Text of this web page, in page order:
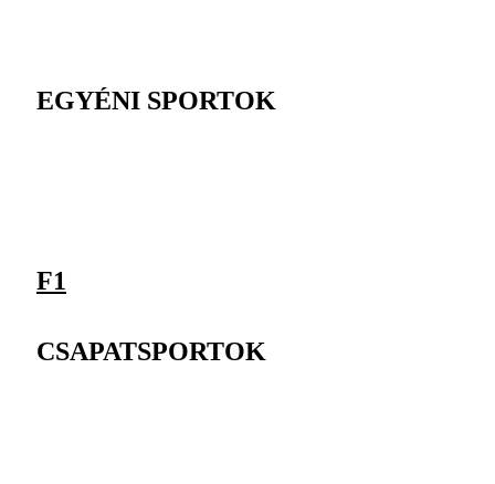
EGYÉNI SPORTOK
F1
CSAPATSPORTOK